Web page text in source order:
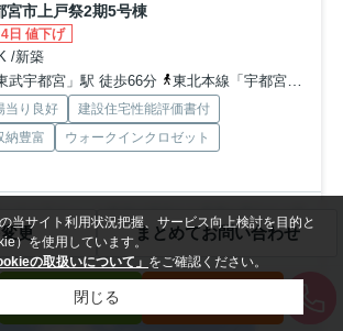
宮市上戸祭2期5号棟
日 値下げ
/新築
武宇都宮」駅 徒歩66分
東北本線「宇都宮」駅 徒歩84分
当り良好
建設住宅性能評価書付
納豊富
ウォークインクロゼット
お任せ下さい。お客様の現状から最適な窓口をご提
車の借り入れが残っている方や、毎月の...もっと
更 まとめてお問い合わせ
売りたい方
当サイト利用状況把握、サービス向上検討を目的と
）を使用しています。
の取扱いについて」 をご確認ください。
閉じる